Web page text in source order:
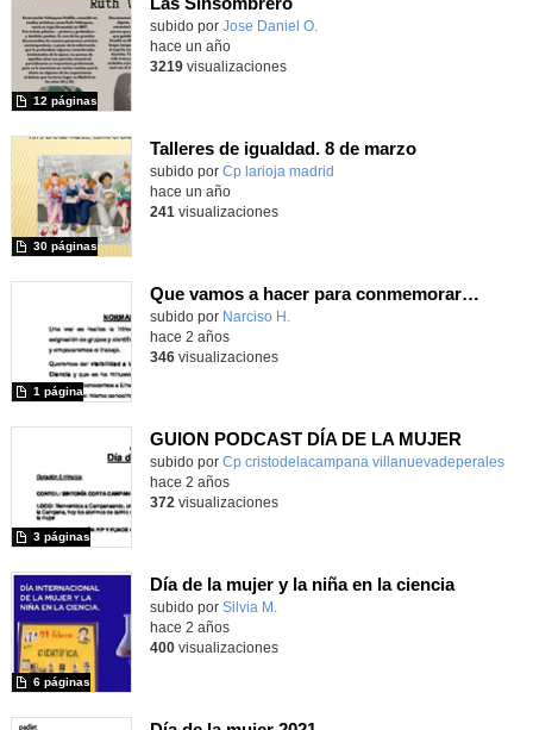
Contenido educativo.
subido por Jose Daniel O.
12 páginas
hace un año
3219visualizaciones
Talleres de igualdad. 8 de marzo
Contenido educativo.
subido por Cp larioja madrid
30 páginas
hace un año
241 visualizaciones
Que vamos a hacer para conmemorar el día de la mujer en la ciencia
Contenido educativo.
subido por Narciso H.
1 página
hace 2 años
346visualizaciones
GUION PODCAST DÍA DE LA MUJER
subido por Cp cristodelacampana villanuevadeperales
3 páginas
-
hace 2 años
372 visualizaciones
Día de la mujer y la niña en la ciencia
Contenido educativo.
subido por Silvia M.
6 páginas
hace 2 años
400visualizaciones